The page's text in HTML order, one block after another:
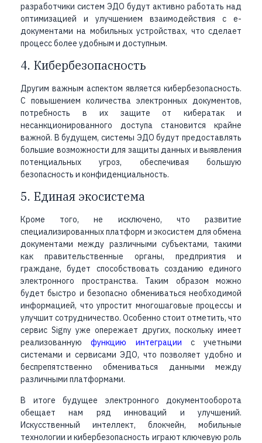
разработчики систем ЭДО будут активно работать над
оптимизацией и улучшением взаимодействия с е-
документами на мобильных устройствах, что сделает
процесс более удобным и доступным.
4. Кибербезопасность
Другим важным аспектом является кибербезопасность.
С повышением количества электронных документов,
потребность в их защите от кибератак и
несанкционированного доступа становится крайне
важной. В будущем, системы ЭДО будут предоставлять
большие возможности для защиты данных и выявления
потенциальных угроз, обеспечивая большую
безопасность и конфиденциальность.
5. Единая экосистема
Кроме того, не исключено, что развитие
специализированных платформ и экосистем для обмена
документами между различными субъектами, такими
как правительственные органы, предприятия и
граждане, будет способствовать созданию единого
электронного пространства. Таким образом можно
будет быстро и безопасно обмениваться необходимой
информацией, что упростит многошаговые процессы и
улучшит сотрудничество. Особенно стоит отметить, что
сервис Signy уже опережает других, поскольку имеет
реализованнуюфункцию интеграции с учетными
системами и сервисами ЭДО, что позволяет удобно и
беспрепятственно обмениваться данными между
различными платформами.
В итоге будущее электронного документооборота
обещает нам ряд инноваций и улучшений.
Искусственный интеллект, блокчейн, мобильные
технологии и кибербезопасность играют ключевую роль